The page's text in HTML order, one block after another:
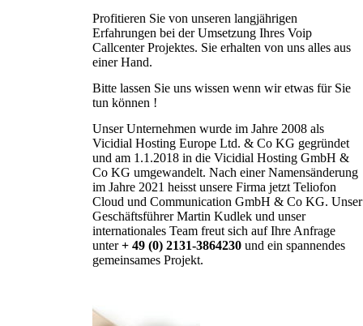
Profitieren Sie von unseren langjährigen
Erfahrungen bei der Umsetzung Ihres Voip
Callcenter Projektes. Sie erhalten von uns alles aus
einer Hand.
Bitte lassen Sie uns wissen wenn wir etwas für Sie
tun können !
Unser Unternehmen wurde im Jahre 2008 als
Vicidial Hosting Europe Ltd. & Co KG gegründet
und am 1.1.2018 in die Vicidial Hosting GmbH &
Co KG umgewandelt. Nach einer Namensänderung
im Jahre 2021 heisst unsere Firma jetzt Teliofon
Cloud und Communication GmbH & Co KG. Unser
Geschäftsführer Martin Kudlek und unser
internationales Team freut sich auf Ihre Anfrage
unter+ 49 (0) 2131-3864230und ein spannendes
gemeinsames Projekt.